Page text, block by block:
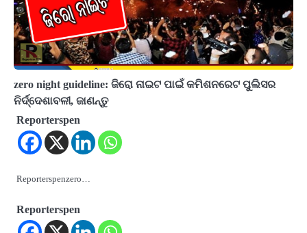
zero night guideline: ଜିରୋ ନାଇଟ ପାଇଁ କମିଶନରେଟ ପୁଲିସର
ନିର୍ଦ୍ଦେଶାବଳୀ, ଜାଣନ୍ତୁ
Reporterspen
Reporterspenzero…
Reporterspen